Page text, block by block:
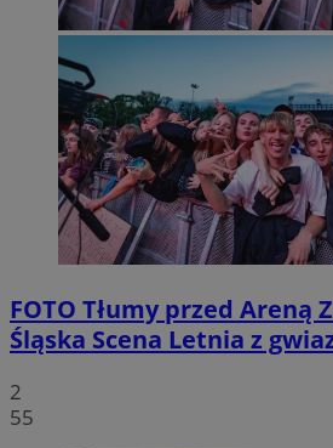
FOTO Tłumy przed Areną
Śląska Scena Letnia z
2
55